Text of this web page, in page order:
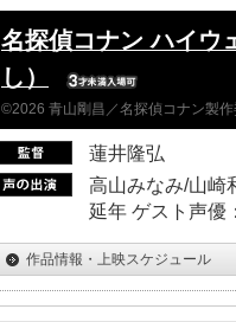
名探偵コナン ハイウ
し）
©2026 青山剛昌／名探偵コナン製
蓮井隆弘
高山みなみ/山崎
延年 ゲスト声優
作品情報・上映スケジュール